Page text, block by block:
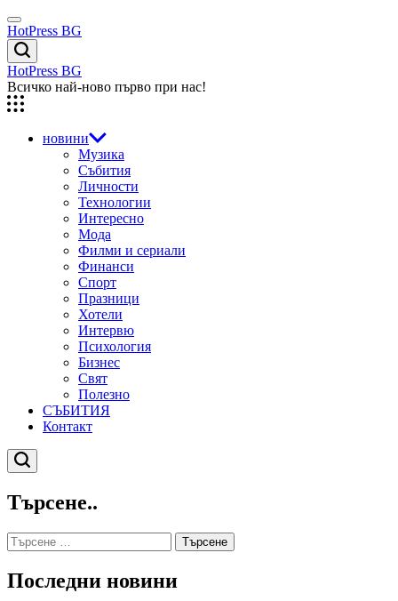
Skip
to
content
Menu
HotPress BG
Търсене
HotPress BG
Всичко най-ново първо при нас!
новини
Музика
Събития
Личности
Технологии
Интересно
Мода
Филми и сериали
Финанси
Спорт
Празници
Хотели
Интервю
Психология
Бизнес
Свят
Полезно
СЪБИТИЯ
Контакт
Търсене
Търсене..
Търсене
за:
Последни новини